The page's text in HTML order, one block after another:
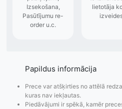
Papildus informācija
Prece var atšķirties no attēlā
kuras nav iekļautas.
Piedāvājumi ir spēkā, kamēr